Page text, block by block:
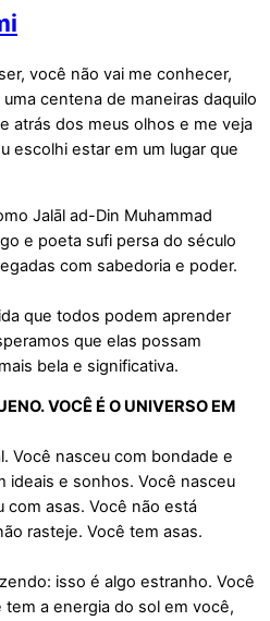
você não vai me conhecer,
centena de maneiras daquilo
atrás dos meus olhos e me veja
escolhi estar em um lugar que
Jalāl ad-Din Muhammad
e poeta sufi persa do século
com sabedoria e poder.
que todos podem aprender
que elas possam
bela e significativa.
VOCÊ É O UNIVERSO EM
Você nasceu com bondade e
ideais e sonhos. Você nasceu
com asas. Você não está
rasteje. Você tem asas.
isso é algo estranho. Você
a energia do sol em você,